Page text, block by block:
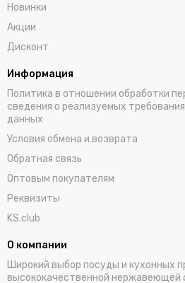
Новинки
Акции
Дисконт
Информация
Политика в отношении обработки
сведения о реализуемых
данных
Условия обмена и возврата
Обратная связь
Оптовым покупателям
Реквизиты
KS.club
О компании
Широкий выбор посуды и кухонных
высококачественной нержавеющей